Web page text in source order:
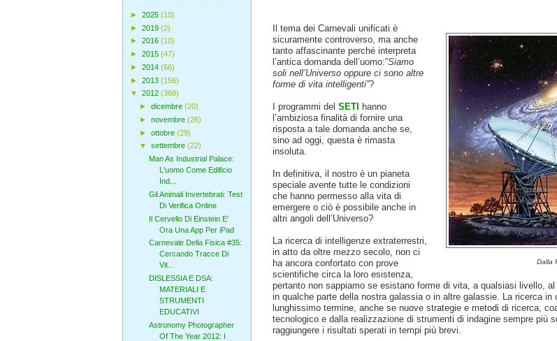
Dalla
Il tema dei Carnevali unificati è
sicuramente controverso, ma anche
tanto affascinante perché interpreta
l’antica domanda dell’uomo:”Siamo
soli nell’Universo oppure ci sono altre
forme di vita intelligenti”?
I programmi del SETI
hanno
l’ambiziosa finalità di fornire una
risposta a tale domanda anche se,
sino ad oggi, questa è rimasta
insoluta.
In definitiva, il nostro è un pianeta
speciale avente tutte le condizioni
che hanno permesso alla vita di
emergere o ciò è possibile anche in
altri angoli dell’Universo?
La ricerca di intelligenze extraterrestri,
in atto da oltre mezzo secolo, non ci
ha ancora confortato con prove
scientifiche circa la loro esistenza,
pertanto non sappiamo se esistano forme di vita, a qualsiasi livello,
in qualche parte della nostra galassia o in altre galassie. La ricerca in
lunghissimo termine, anche se nuove strategie e metodi di ricerca,
tecnologico e dalla realizzazione di strumenti di indagine sempre più
raggiungere i risultati sperati in tempi più brevi.
► 2025 (10)
► 2019 (2)
► 2016 (10)
► 2015 (47)
► 2014 (66)
► 2013 (156)
▼ 2012 (368)
► dicembre (20)
► novembre (26)
► ottobre (29)
▼ settembre (22)
Man As Industrial Palace:
L'uomo Come Edificio
Ind...
Gli Animali Invertebrati: Test
Di Verifica Online
Il Cervello Di Einstein E'
Ora Una App Per iPad
Carnevale Della Fisica #35:
Cercando Tracce Di
Vit...
DISLESSIA E DSA:
MATERIALI E
STRUMENTI
EDUCATIVI
Astronomy Photographer
Of The Year 2012: I